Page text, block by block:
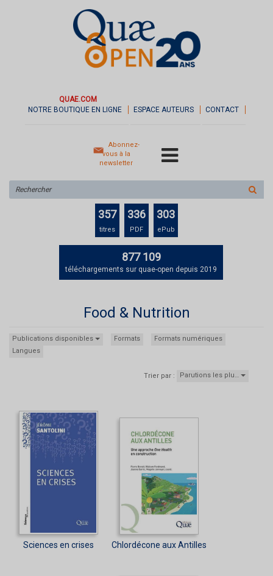
QUAE.COM
NOTRE BOUTIQUE EN LIGNE
ESPACE AUTEURS CONTACT
Abonnez-
vous à la
newsletter
sur
le
357
titres
336
PDF
303
ePub
877 109
téléchargements sur quae-open depuis 2019
Food & Nutrition
Publications disponibles Formats
Formats numériques
Langues
Trier par : Parutions les plu…
Sciences en crises Chlordécone aux Antilles